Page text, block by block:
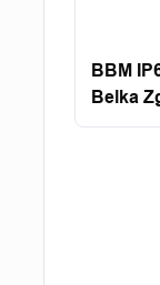
BBM
Belka